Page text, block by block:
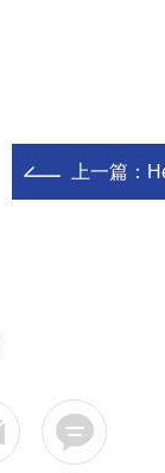
上一篇：